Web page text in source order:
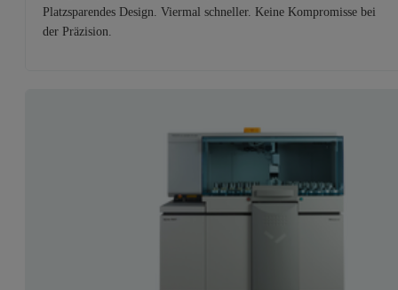
Platzsparendes Design. Viermal schneller. Keine Kompromisse bei
der Präzision.